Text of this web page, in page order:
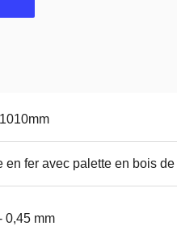
en fer avec palette en bois
0,45 mm